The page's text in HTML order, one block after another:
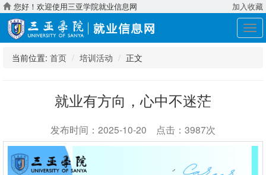
您好！欢迎使用三亚学院就业信息网 加入收藏
展
开
当前位置: 首页 培训活动 正文
就业有方向，心中不迷茫
发布时间：2025-10-20 点击：3987次